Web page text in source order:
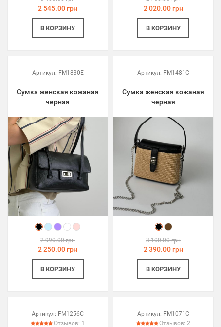
2 545.00 грн
В КОРЗИНУ
2 020.00 грн
В КОРЗИНУ
Артикул: FM1830E
Сумка женская кожаная
черная
2 990.00 грн
2 250.00 грн
В КОРЗИНУ
Артикул: FM1481C
Сумка женская кожаная
черная
3 100.00 грн
2 390.00 грн
В КОРЗИНУ
Артикул: FM1256C
Отзывов: 1
Артикул: FM1071C
Отзывов: 2